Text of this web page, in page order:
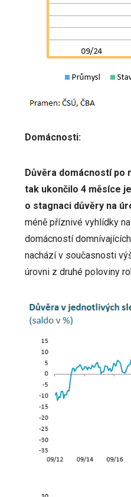
Domácnosti:
Důvěra domácností po
tak ukončilo 4 měsíce
o stagnaci důvěry na
méně příznivé vyhlídky
domácností
nachází v současnosti
úrovni z druhé poloviny